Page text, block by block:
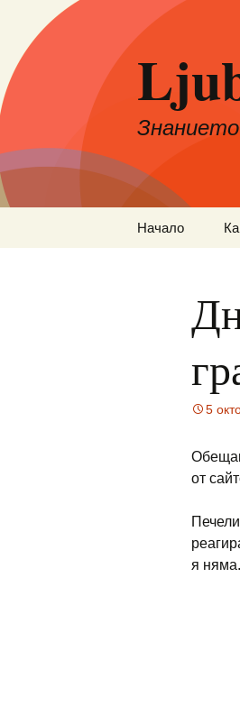
съдържанието
Начало
5
от
я